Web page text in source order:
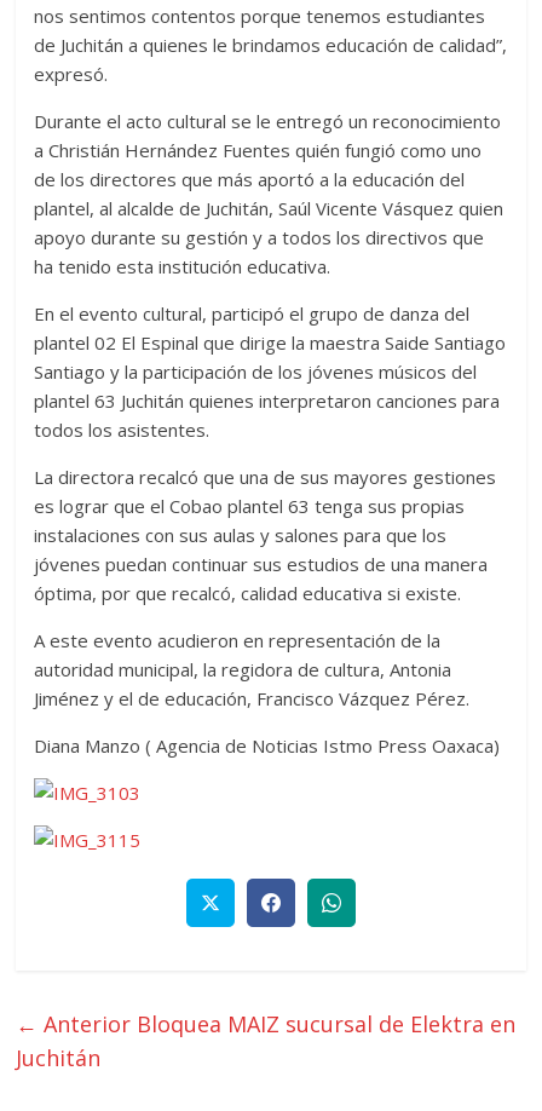
nos sentimos contentos porque tenemos estudiantes
de Juchitán a quienes le brindamos educación de calidad”,
expresó.
Durante el acto cultural se le entregó un reconocimiento
a Christián Hernández Fuentes quién fungió como uno
de los directores que más aportó a la educación del
plantel, al alcalde de Juchitán, Saúl Vicente Vásquez quien
apoyo durante su gestión y a todos los directivos que
ha tenido esta institución educativa.
En el evento cultural, participó el grupo de danza del
plantel 02 El Espinal que dirige la maestra Saide Santiago
Santiago y la participación de los jóvenes músicos del
plantel 63 Juchitán quienes interpretaron canciones para
todos los asistentes.
La directora recalcó que una de sus mayores gestiones
es lograr que el Cobao plantel 63 tenga sus propias
instalaciones con sus aulas y salones para que los
jóvenes puedan continuar sus estudios de una manera
óptima, por que recalcó, calidad educativa si existe.
A este evento acudieron en representación de la
autoridad municipal, la regidora de cultura, Antonia
Jiménez y el de educación, Francisco Vázquez Pérez.
Diana Manzo ( Agencia de Noticias Istmo Press Oaxaca)
← Anterior Bloquea MAIZ sucursal de Elektra en
Juchitán